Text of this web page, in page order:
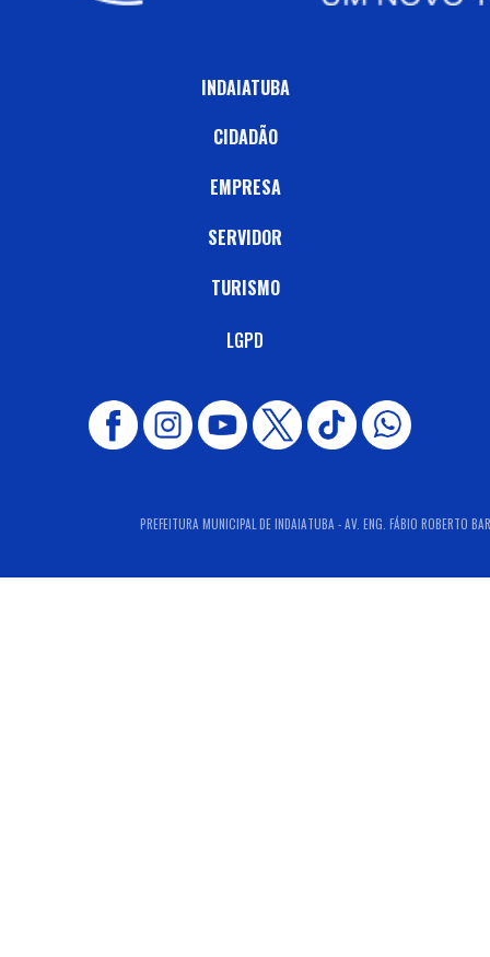
INDAIATUBA
CIDADÃO
EMPRESA
SERVIDOR
TURISMO
LGPD
PREFEITURA MUNICIPAL DE INDAIATUBA - AV. ENG. FÁBIO ROBERTO